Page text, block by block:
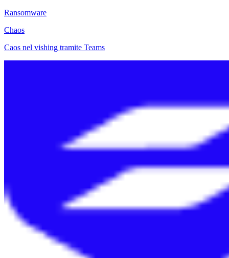
Ransomware
Chaos
Caos nel vishing tramite Teams